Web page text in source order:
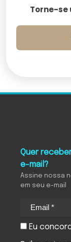
Torne-se
Quer
e-mail?
Assine nossa
em seu e-mail
Eu